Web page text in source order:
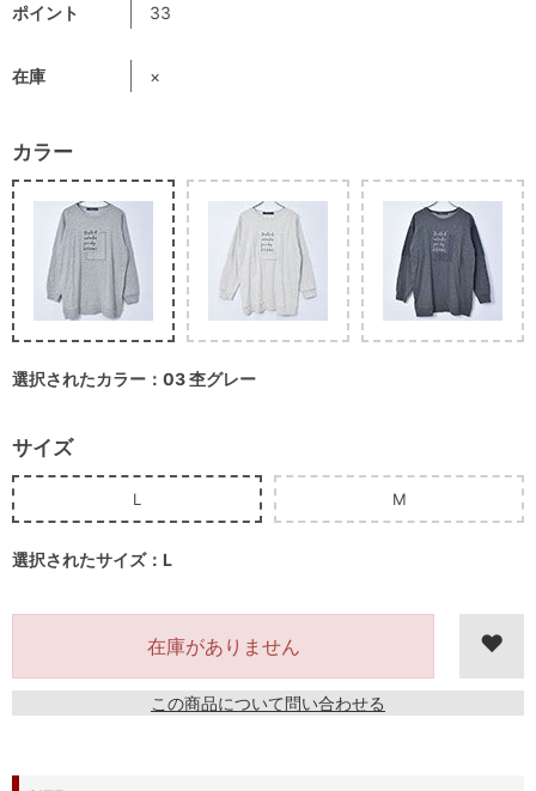
ポイント 33
在庫 ×
カラー
選択されたカラー：03 杢グレー
サイズ
L M
選択されたサイズ：L
在庫がありません
この商品について問い合わせる